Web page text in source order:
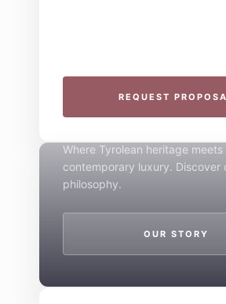
REQUEST
Mountain
Where Tyrolean heritage meets
contemporary luxury. Discover
philosophy.
OUR STORY